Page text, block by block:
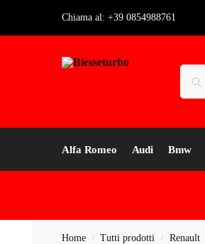
Chiama al: +39 0854988761
Alfa Romeo Audi Bmw
Home / Tutti prodotti / Renault